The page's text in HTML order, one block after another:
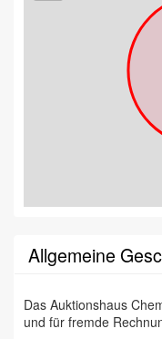
Allgemeine
Das Auktionshaus
und für fremde